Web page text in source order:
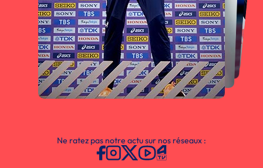
Ne ratez pas notre actu sur nos réseaux :